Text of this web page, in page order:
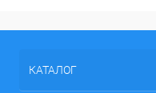
КАТАЛОГ